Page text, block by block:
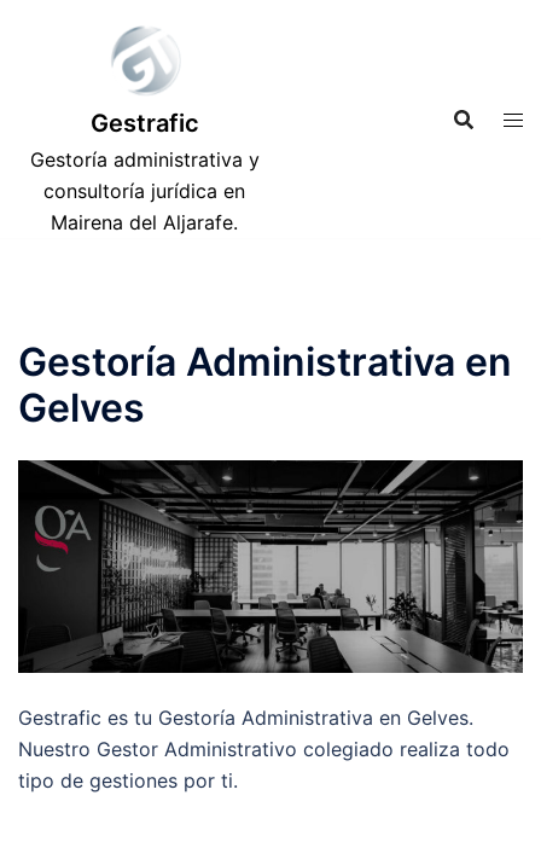
Gestrafic
Gestoría administrativa y
consultoría jurídica en
Mairena del Aljarafe.
Gestoría Administrativa en
Gelves
Gestrafic es tu Gestoría Administrativa en Gelves.
Nuestro Gestor Administrativo colegiado realiza todo
tipo de gestiones por ti.